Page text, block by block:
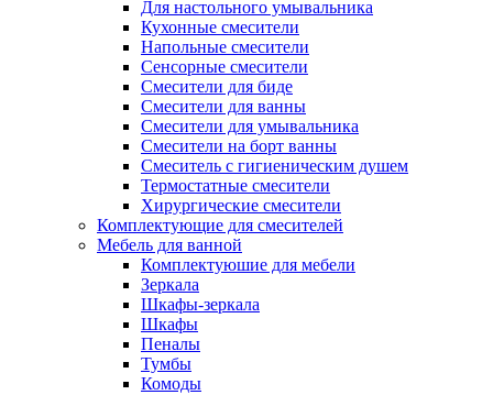
Для настольного умывальника
Кухонные смесители
Напольные смесители
Сенсорные смесители
Смесители для биде
Смесители для ванны
Смесители для умывальника
Смесители на борт ванны
Смеситель с гигиеническим душем
Термостатные смесители
Хирургические смесители
Комплектующие для смесителей
Мебель для ванной
Комплектуюшие для мебели
Зеркала
Шкафы-зеркала
Шкафы
Пеналы
Тумбы
Комоды